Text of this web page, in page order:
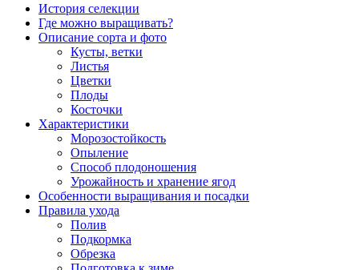
История селекции
Где можно выращивать?
Описание сорта и фото
Кусты, ветки
Листья
Цветки
Плоды
Косточки
Характеристики
Морозостойкость
Опыление
Способ плодоношения
Урожайность и хранение ягод
Особенности выращивания и посадки
Правила ухода
Полив
Подкормка
Обрезка